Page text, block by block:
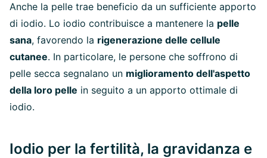
Anche la pelle trae beneficio da un sufficiente apporto
di iodio. Lo iodio contribuisce a mantenere la pelle
sana, favorendo la rigenerazione delle cellule
cutanee. In particolare, le persone che soffrono di
pelle secca segnalano un miglioramento dell'aspetto
della loro pelle in seguito a un apporto ottimale di
iodio.
Iodio per la fertilità, la gravidanza e